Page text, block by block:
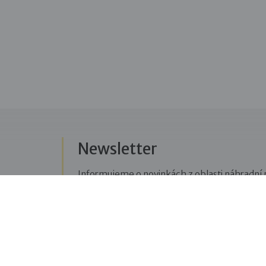
Newsletter
Informujeme o novinkách z oblasti náhradní